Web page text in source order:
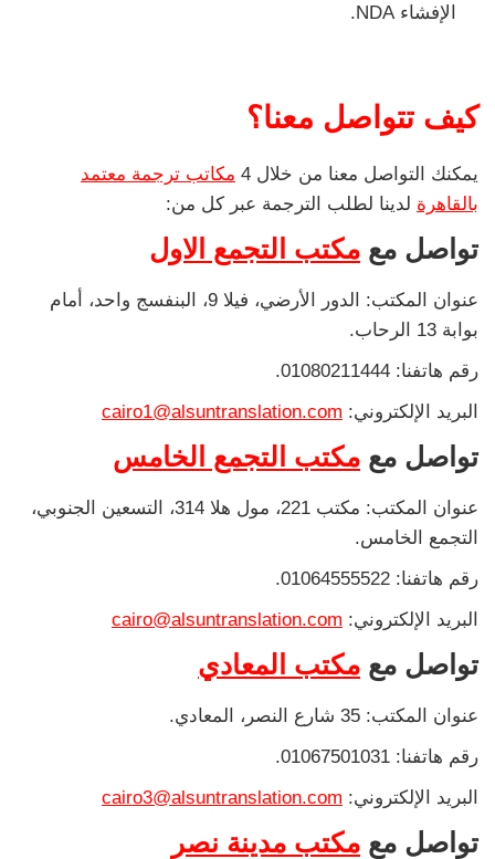
الإفشاء NDA.
كيف تتواصل معنا؟
يمكنك التواصل معنا من خلال 4
مكاتب ترجمة معتمد
بالقاهرة لدينا لطلب الترجمة عبر كل من:
تواصل مع مكتب التجمع الاول
عنوان المكتب: الدور الأرضي، فيلا 9، البنفسج واحد، أمام
بوابة 13 الرحاب.
رقم هاتفنا: 01080211444.
البريد الإلكتروني: cairo1@alsuntranslation.com
تواصل مع مكتب التجمع الخامس
عنوان المكتب: مكتب 221، مول هلا 314، التسعين الجنوبي،
التجمع الخامس.
رقم هاتفنا: 01064555522.
البريد الإلكتروني: cairo@alsuntranslation.com
تواصل مع مكتب المعادي
عنوان المكتب: 35 شارع النصر، المعادي.
رقم هاتفنا: 01067501031.
البريد الإلكتروني: cairo3@alsuntranslation.com
تواصل مع مكتب مدينة نصر